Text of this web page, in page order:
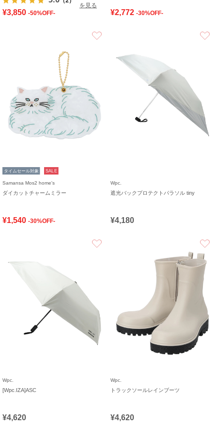
を見る
¥3,850 -50%OFF- ¥2,772 -30%OFF-
タイムセール対象 SALE
Samansa Mos2 home's
ダイカットチャームミラー
¥1,540 -30%OFF-
Wpc.
遮光バックプロテクトパラソル tiny
¥4,180
Wpc.
[Wpc.IZA]ASC
¥4,620
Wpc.
トラックソールレインブーツ
¥4,620